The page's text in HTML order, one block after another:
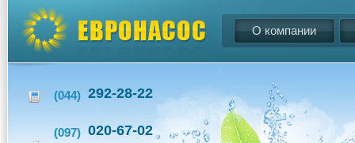
О компании
(044) 292-28-22
(097) 020-67-02